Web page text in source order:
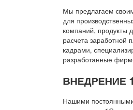
Мы предлагаем
для
компаний, продукты
расчета заработной
кадрами,
разработанные
ВНЕДРЕНИЕ
Нашими